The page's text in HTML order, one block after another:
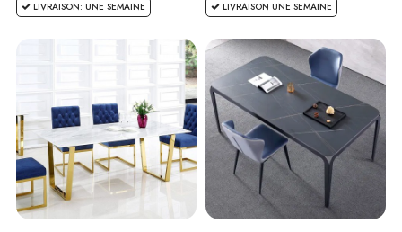
LIVRAISON: UNE SEMAINE LIVRAISON UNE SEMAINE